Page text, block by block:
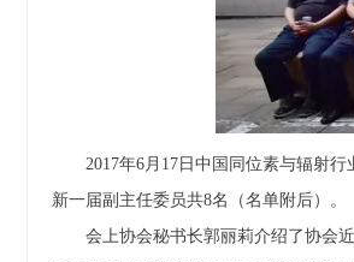
2017年6月17日中国同位素与辐射行
新一届副主任委员共8名（名单附后） 。
会上协会秘书长郭丽莉介绍了协会近